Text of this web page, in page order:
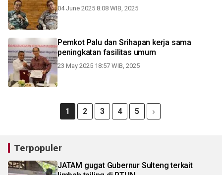
04 June 2025 8:08 WIB, 2025
Pemkot Palu dan Srihapan kerja sama
peningkatan fasilitas umum
23 May 2025 18:57 WIB, 2025
1 2 3 4 5
Terpopuler
JATAM gugat Gubernur Sulteng terkait